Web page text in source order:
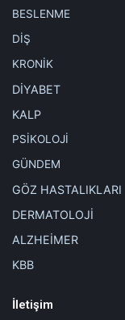
BESLENME
DİŞ
KRONİK
DİYABET
KALP
PSİKOLOJİ
GÜNDEM
GÖZ HASTALIKLARI
DERMATOLOJİ
ALZHEİMER
KBB
İletişim